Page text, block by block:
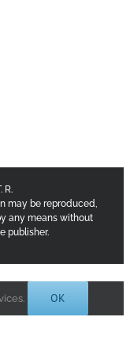
R.
may be reproduced,
any means without
publisher.
OK